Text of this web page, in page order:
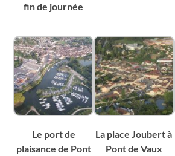
fin de journée
Le port de
plaisance de Pont
La place Joubert à
Pont de Vaux